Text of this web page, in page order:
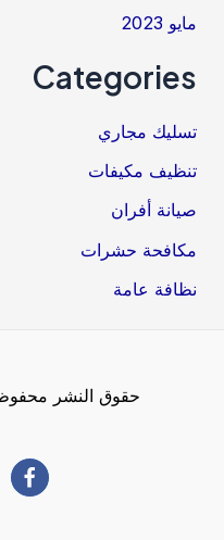
مايو 2023
Categories
تسليك مجاري
تنظيف مكيفات
صيانة أفران
مكافحة حشرات
نظافة عامة
حقوق النشر محفوظة